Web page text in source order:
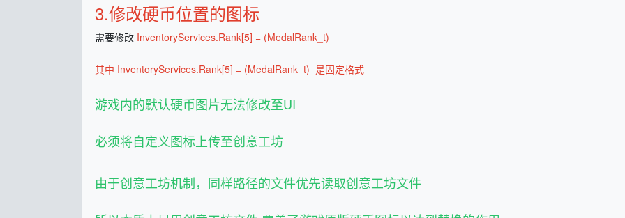
3.修改硬币位置的图标
需要修改 InventoryServices.Rank[5] = (MedalRank_t)
其中 InventoryServices.Rank[5] = (MedalRank_t) 是固定格式
游戏内的默认硬币图片无法修改至UI
必须将自定义图标上传至创意工坊
由于创意工坊机制，同样路径的文件优先读取创意工坊文件